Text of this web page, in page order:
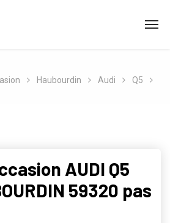
Haubourdin Audi
Q5
AUDI Q5
59320 pas